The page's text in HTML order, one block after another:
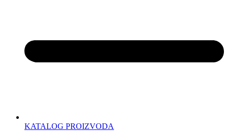
KATALOG PROIZVODA